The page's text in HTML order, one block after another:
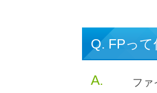
Q. FPって
A.
ファ